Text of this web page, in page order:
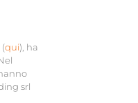
(qui), ha
srl